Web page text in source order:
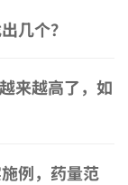
几个？
来越高了，如
例，药量范